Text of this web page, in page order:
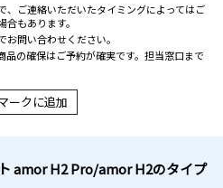
、ご連絡いただいたタイミングによってはご
もあります。
問い合わせください。
品の確保はご予約が確実です。担当窓口まで
ークに追加
amor H2 Pro/amor H2のタイプ